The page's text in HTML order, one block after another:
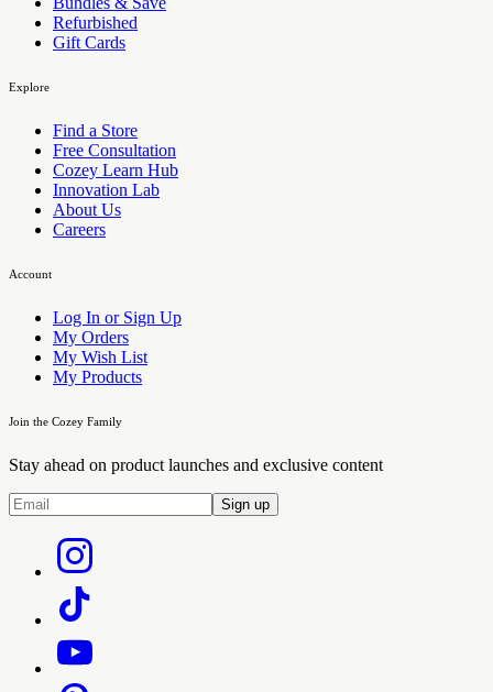
Refurbished
Gift Cards
Explore
Find a Store
Free Consultation
Cozey Learn Hub
Innovation Lab
About Us
Careers
Account
Log In or Sign Up
My Orders
My Wish List
My Products
Join the Cozey Family
Stay ahead on product launches and exclusive content
Sign up